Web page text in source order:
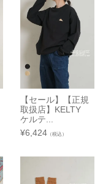
【セール】【正規
取扱店】KELTY
ケルテ...
¥6,424（税込）